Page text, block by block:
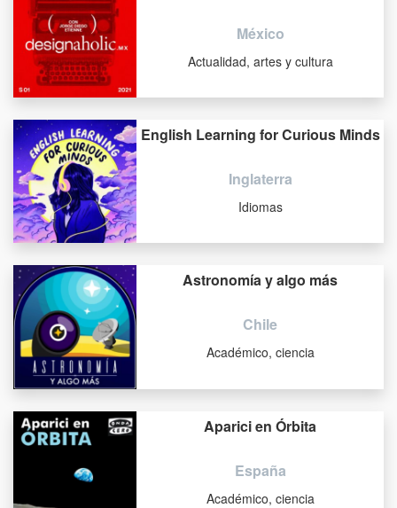
México
Actualidad, artes y cultura
English Learning for Curious Minds
Inglaterra
Idiomas
Astronomía y algo más
Chile
Académico, ciencia
Aparici en Órbita
España
Académico, ciencia